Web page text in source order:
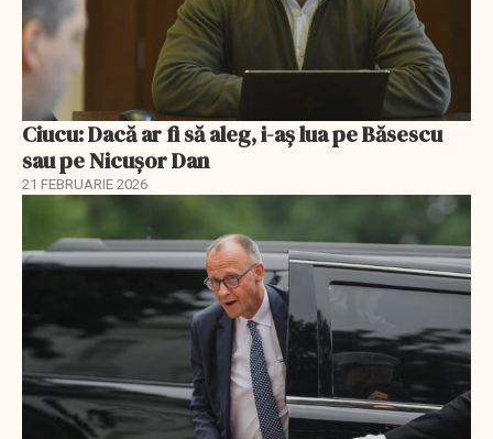
Ciucu: Dacă ar fi să aleg, i-aș lua pe Băsescu
sau pe Nicușor Dan
21 FEBRUARIE 2026